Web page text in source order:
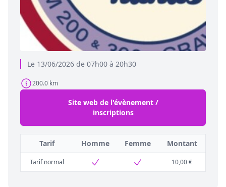
Le 13/06/2026 de 07h00 à 20h30
200.0 km
Site web de l'évènement /
inscriptions
Tarif Homme Femme Montant
Tarif normal 10,00 €